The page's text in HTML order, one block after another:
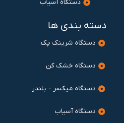
دستگاه آسیاب
دسته بندی ها
دستگاه شرینک پک
دستگاه خشک کن
دستگاه میکسر - بلندر
دستگاه آسیاب